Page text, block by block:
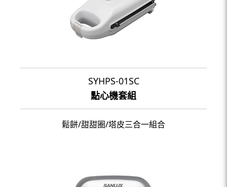
SYHPS-01SC
點心機套組
鬆餅/甜甜圈/塔皮三合一組合